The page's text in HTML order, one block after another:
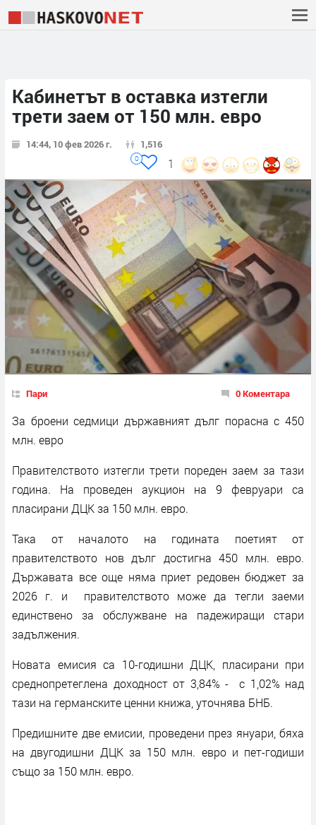
Кабинетът в оставка изтегли
трети заем от 150 млн. евро
14:44, 10 фев 2026 г. 1,516
1
0
Пари 0 Коментара
За броени седмици държавният дълг порасна с 450
млн. евро
Правителството изтегли трети пореден заем за тази
година. На проведен аукцион на 9 февруари са
пласирани ДЦК за 150 млн. евро.
Така от началото на годината поетият от
правителството нов дълг достигна 450 млн. евро.
Държавата все още няма приет редовен бюджет за
2026 г. и правителството може да тегли заеми
единствено за обслужване на падежиращи стари
задължения.
Новата емисия са 10-годишни ДЦК, пласирани при
среднопретеглена доходност от 3,84% - с 1,02% над
тази на германските ценни книжа, уточнява БНБ.
Предишните две емисии, проведени през януари, бяха
на двугодишни ДЦК за 150 млн. евро и пет-годиши
също за 150 млн. евро.